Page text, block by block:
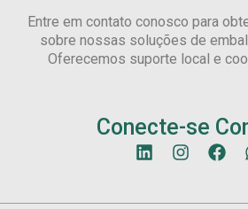
Entre em contato conosco para
sobre nossas soluções de
Oferecemos suporte local e
Conecte-se